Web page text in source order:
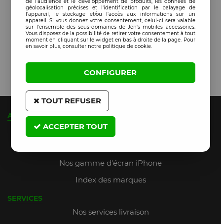
A PROPOS
Qui sommes-nous ?
Nos gamme d'écran iPhone
Index des marques
SERVICES
Nos services livraison
géolocalisation précises et l'identification par le balayage de
l'appareil, le stockage et/ou l'accès aux informations sur un
appareil. Si vous donnez votre consentement, celui-ci sera valable
sur l’ensemble des sous-domaines de Jen's mobiles accessories.
Vous disposez de la possibilité de retirer votre consentement à tout
moment en cliquant sur le widget en bas à droite de la page. Pour
en savoir plus, consulter notre politique de cookie.
CONFIGURER
TOUT REFUSER
ACCEPTER TOUT